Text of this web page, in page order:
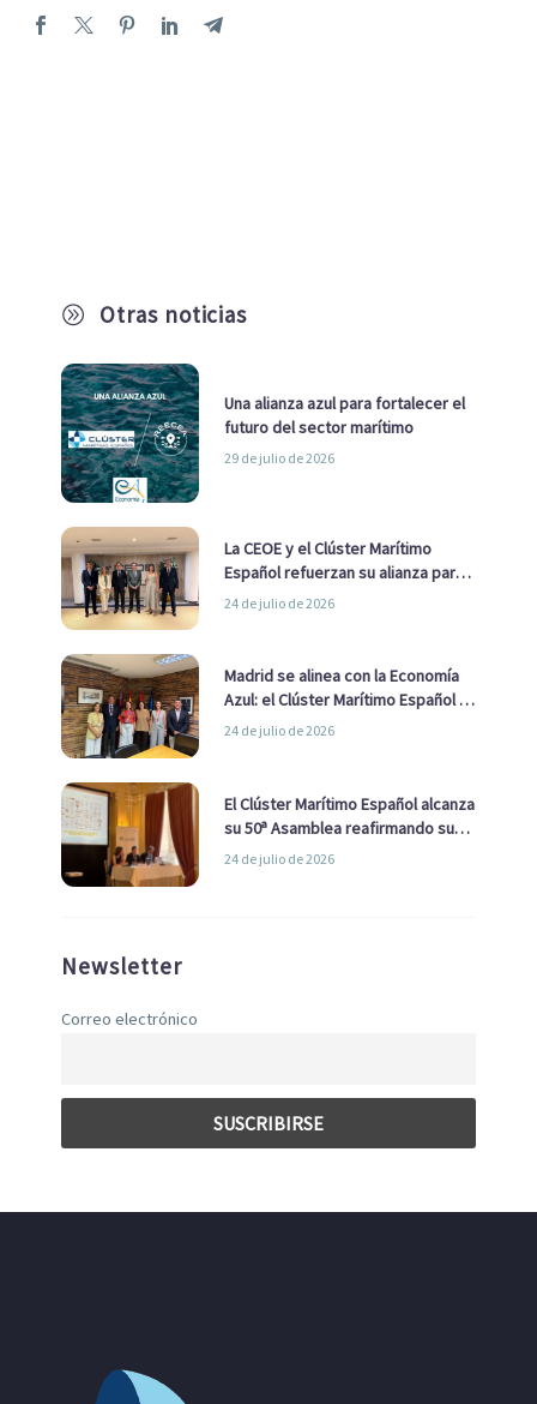
A Otras noticias
Una alianza azul para fortalecer el
futuro del sector marítimo
29 de julio de 2026
La CEOE y el Clúster Marítimo
Español refuerzan su alianza para
impulsar una estrategia Nacional
24 de julio de 2026
Madrid se alinea con la Economía
Azul: el Clúster Marítimo Español y
la Real Liga Naval avanzan alianzas
24 de julio de 2026
El Clúster Marítimo Español alcanza
su 50ª Asamblea reafirmando su
liderazgo en la Economía Azul
24 de julio de 2026
Newsletter
Correo electrónico